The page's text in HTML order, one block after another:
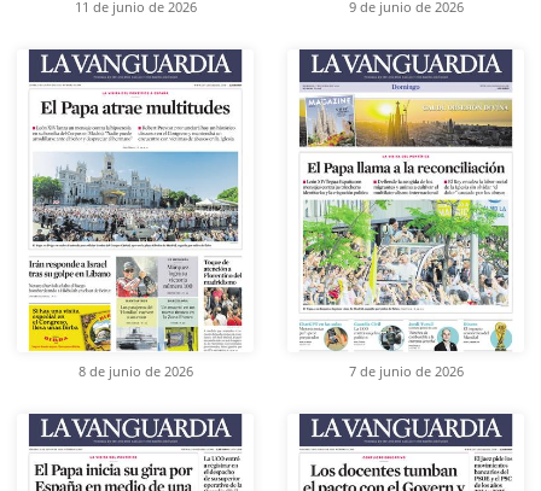
11 de junio de 2026 9 de junio de 2026
8 de junio de 2026 7 de junio de 2026